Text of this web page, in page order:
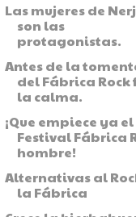
Las mujeres de
son las
protagonistas.
Antes de la
del Fábrica Rock
la calma.
¡Que empiece ya el
Festival Fábrica
hombre!
Alternativas al
la Fábrica